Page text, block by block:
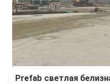
Prefab светлая